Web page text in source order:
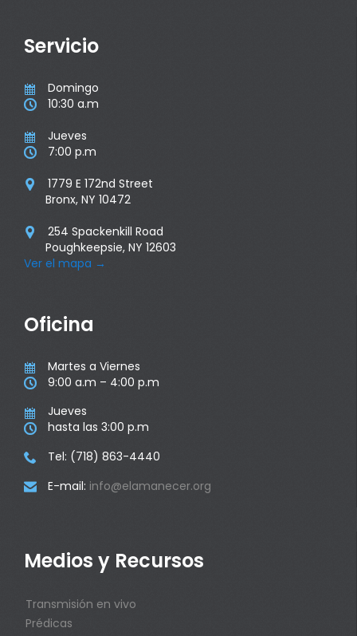
Servicio
 Domingo
 10:30 a.m
 Jueves
 7:00 p.m

1779 E 172nd Street
Bronx, NY 10472

254 Spackenkill Road
Poughkeepsie, NY 12603
Ver el mapa →
Oficina
 Martes a Viernes
 9:00 a.m – 4:00 p.m
 Jueves
 hasta las 3:00 p.m
 Tel: (718) 863-4440
 E-mail: info@elamanecer.org
Medios y Recursos
Transmisión en vivo
Prédicas